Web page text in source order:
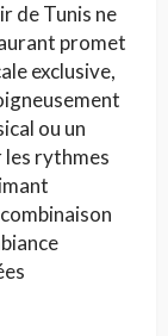
de Tunis ne
promet
exclusive,
ou un
rythmes